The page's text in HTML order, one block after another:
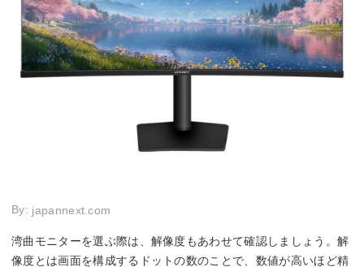
By: japannext.com
湾曲モニターを選ぶ際は、解像度もあわせて確認しましょう。解
像度とは画面を構成するドットの数のことで、数値が高いほど精